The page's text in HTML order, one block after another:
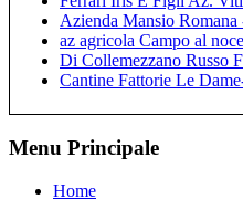
Azienda Mansio Romana
az agricola Campo al
Di Collemezzano Russo
Cantine Fattorie Le
Menu Principale
Home